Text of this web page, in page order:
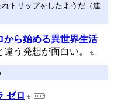
トリップをしたようだ（連
から始める異世界生活
う発想が面白い。
ゼロ